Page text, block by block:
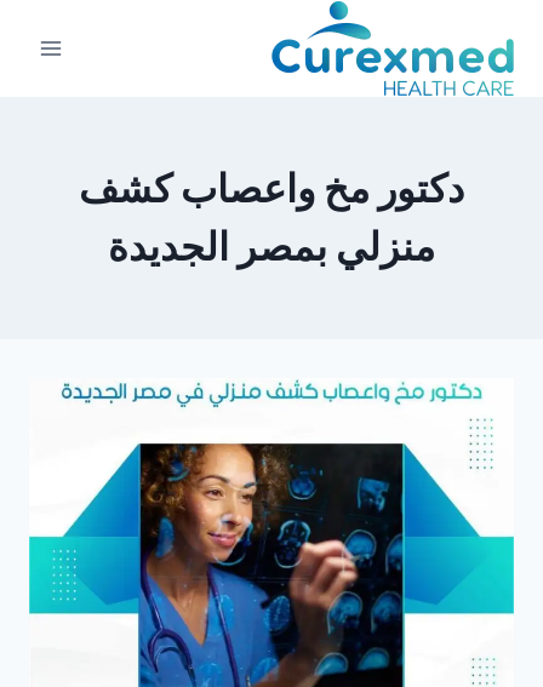
المحتوى
دكتور مخ واعصاب كشف
منزلي بمصر الجديدة